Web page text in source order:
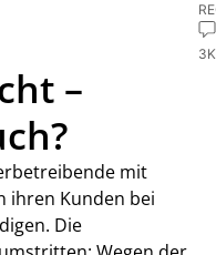
–
mit
ihren Kunden bei
Die